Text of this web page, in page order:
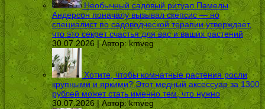
Необычный садовый ритуал Памелы
Андерсон поначалу вызывал скепсис — но
специалист по садоводческой терапии утверждает,
что это секрет счастья для вас и ваших растений
30.07.2026 | Автор:kmveg
Хотите, чтобы комнатные растения росли
крупными и яркими? Этот медный аксессуар за 1300
рублей может стать именно тем, что нужно
30.07.2026 | Автор:kmveg